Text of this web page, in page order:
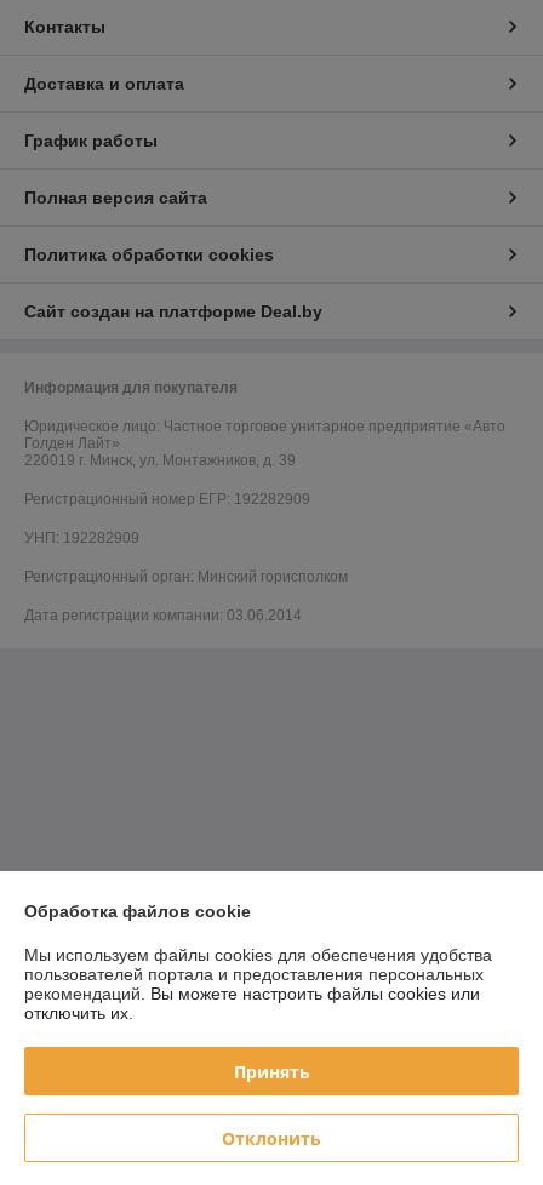
Контакты
Доставка и оплата
График работы
Полная версия сайта
Политика обработки cookies
Сайт создан на платформе Deal.by
Информация для покупателя
Юридическое лицо: Частное торговое унитарное предприятие «Авто
Голден Лайт»
220019 г. Минск, ул. Монтажников, д. 39
Регистрационный номер ЕГР: 192282909
УНП: 192282909
Регистрационный орган: Минский горисполком
Дата регистрации компании: 03.06.2014
Обработка файлов cookie
Мы используем файлы cookies для обеспечения удобства
пользователей портала и предоставления персональных
рекомендаций. Вы можете настроить файлы cookies или
отключить их.
Принять
Отклонить